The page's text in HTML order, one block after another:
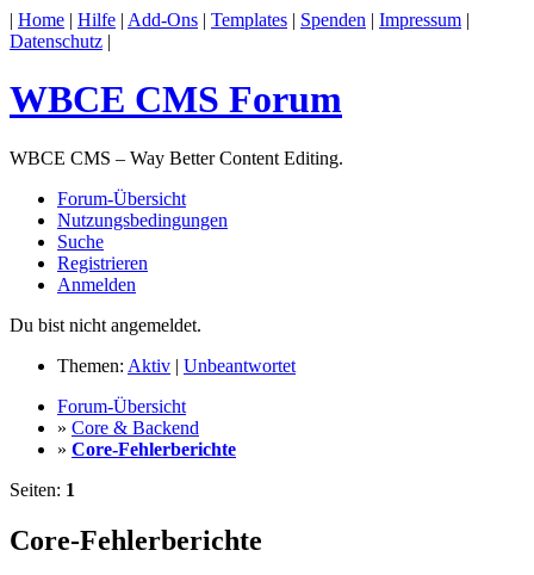
| Home | Hilfe | Add-Ons | Templates | Spenden | Impressum |
Datenschutz |
WBCE CMS Forum
WBCE CMS – Way Better Content Editing.
Forum-Übersicht
Nutzungsbedingungen
Suche
Registrieren
Anmelden
Du bist nicht angemeldet.
Themen: Aktiv | Unbeantwortet
Forum-Übersicht
» Core & Backend
» Core-Fehlerberichte
Seiten: 1
Core-Fehlerberichte